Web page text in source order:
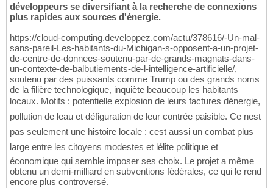
développeurs se diversifiant à la recherche de connexions
plus rapides aux sources d'énergie.
https://cloud-computing.developpez.com/actu/378616/-Un-mal-
sans-pareil-Les-habitants-du-Michigan-s-opposent-a-un-projet-
de-centre-de-donnees-soutenu-par-de-grands-magnats-dans-
un-contexte-de-balbutiements-de-l-intelligence-artificielle/,
soutenu par des puissants comme Trump ou des grands noms
de la filière technologique, inquiète beaucoup les habitants
locaux. Motifs : potentielle explosion de leurs factures dénergie,
pollution de leau et défiguration de leur contrée paisible. Ce nest
pas seulement une histoire locale : cest aussi un combat plus
large entre les citoyens modestes et lélite politique et
économique qui semble imposer ses choix. Le projet a même
obtenu un demi-milliard en subventions fédérales, ce qui le rend
encore plus controversé.